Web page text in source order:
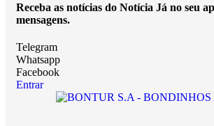
Receba as notícias do Notícia Já no seu
mensagens.
Telegram
Whatsapp
Facebook
Entrar